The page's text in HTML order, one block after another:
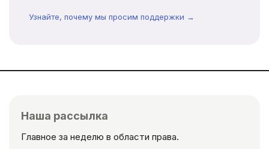
Узнайте, почему мы просим поддержки →
Наша рассылка
Главное за неделю в области права.